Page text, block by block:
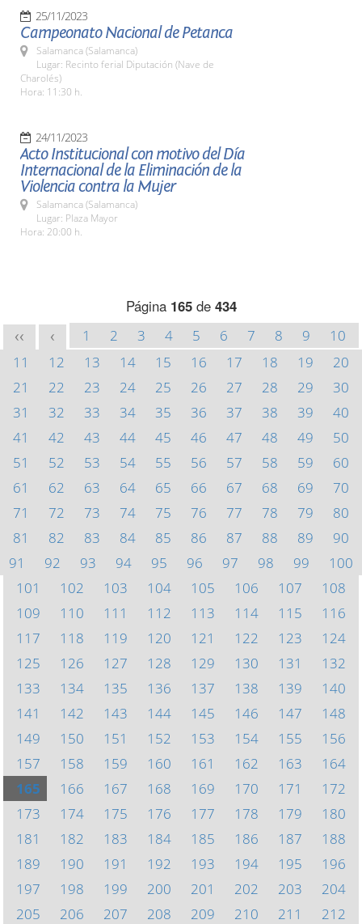
25/11/2023
Campeonato Nacional de Petanca
Salamanca (Salamanca)
Lugar: Recinto ferial Diputación (Nave de
Charolés)
Hora: 11:30 h.
24/11/2023
Acto Institucional con motivo del Día
Internacional de la Eliminación de la
Violencia contra la Mujer
Salamanca (Salamanca)
Lugar: Plaza Mayor
Hora: 20:00 h.
Página 165de 434
<< < 1 2 3 4 5 6 7 8 9
10
11
12 13 14 15 16 17 18 19
20
21
22 23 24 25 26 27 28 29
30
31
32 33 34 35 36 37 38 39
40
41
42 43 44 45 46 47 48 49
50
51
52 53 54 55 56 57 58 59
60
61
62 63 64 65 66 67 68 69
70
71
72 73 74 75 76 77 78 79
80
81
82 83 84 85 86 87 88 89
90
91
92 93 94 95 96 97 98 99
100
101
102 103 104 105 106 107
108
109
110 111 112 113 114 115
116
117
118 119 120 121 122 123
124
125
126 127 128 129 130 131
132
133
134 135 136 137 138 139
140
141
142 143 144 145 146 147
148
149
150 151 152 153 154 155
156
157
158 159 160 161 162 163
164
165
166 167 168 169 170 171
172
173
174 175 176 177 178 179
180
181
182 183 184 185 186 187
188
189
190 191 192 193 194 195
196
197
198 199 200 201 202 203
204
205
206 207 208 209 210 211
212